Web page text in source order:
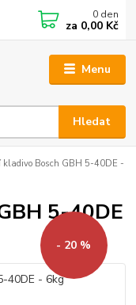
Menu
Hledat
0 den
za 0,00 Kč
kladivo Bosch GBH 5-40DE -
5-40DE
- 20 %